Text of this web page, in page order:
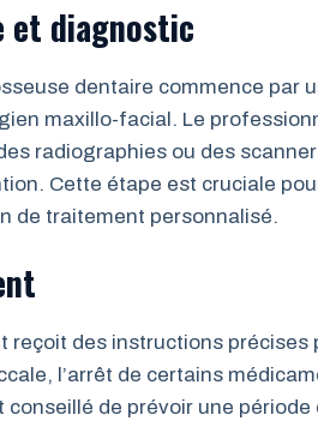
diagnostic
dentaire commence par
maxillo-facial. Le
radiographies ou des
Cette étape est cruciale
de traitement personnalisé.
reçoit des instructions précises
l’arrêt de certains
de prévoir une